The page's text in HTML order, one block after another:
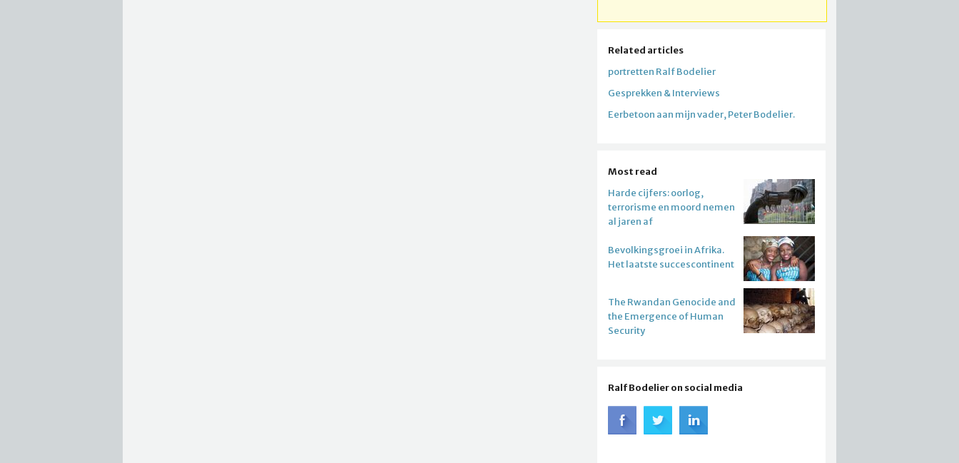
Related articles
portretten Ralf Bodelier
Gesprekken & Interviews
Eerbetoon aan mijn vader, Peter Bodelier.
Most read
Harde cijfers: oorlog,
terrorisme en moord nemen
al jaren af
Bevolkingsgroei in Afrika.
Het laatste succescontinent
The Rwandan Genocide and
the Emergence of Human
Security
Ralf Bodelier on social media